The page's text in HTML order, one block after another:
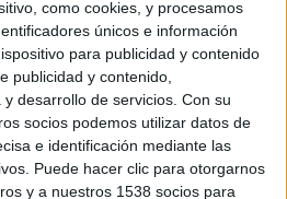
como cookies, y procesamos
únicos e información
para publicidad y contenido
publicidad y contenido,
desarrollo de servicios. Con su
socios podemos utilizar datos de
e identificación mediante las
Puede hacer clic para otorgarnos
y a nuestros 1538 socios para
y somos el tercer
del mundo en número
por detrás de Estados
somos la cadena de
tamaño y en 2019
en asumir riesgos, en ser